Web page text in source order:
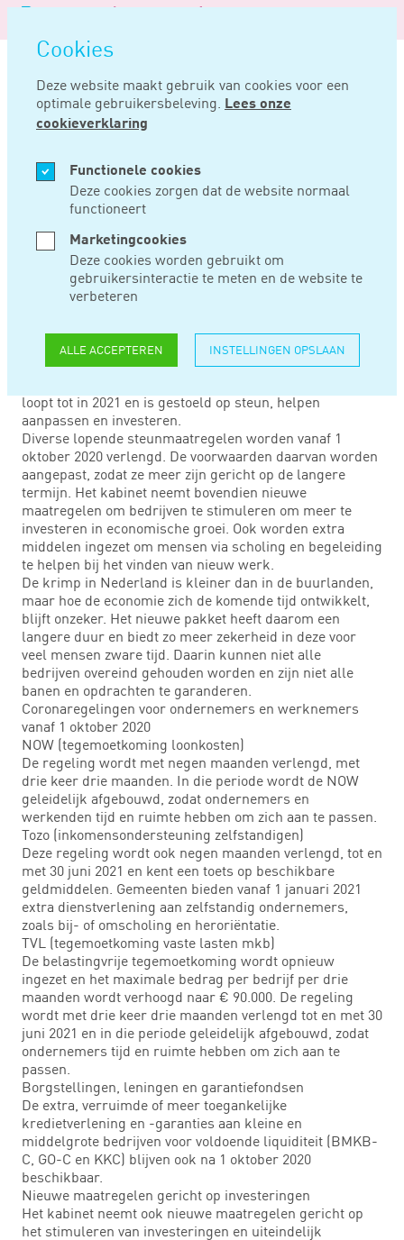
overslaan
Cookies
Deze website maakt gebruik van cookies voor een
optimale gebruikersbeleving. Lees onze
cookieverklaring
Functionele cookies
Deze cookies zorgen dat de website normaal
functioneert
Marketingcookies
Deze cookies worden gebruikt om
gebruikersinteractie te meten en de website te
verbeteren
ALLE ACCEPTEREN INSTELLINGEN OPSLAAN
Logo
Noord
Negentig
Home Nieuws Derde steunpakket coronacrisis
AUG 31, 2020
DERDE
STEUNPAKKET
CORONACRISIS
Het kabinet komt met een derde steun- en herstelpakket
loopt tot in 2021 en is gestoeld op steun, helpen
aanpassen en investeren.
Diverse lopende steunmaatregelen worden vanaf 1
oktober 2020 verlengd. De voorwaarden daarvan worden
aangepast, zodat ze meer zijn gericht op de langere
termijn. Het kabinet neemt bovendien nieuwe
maatregelen om bedrijven te stimuleren om meer te
investeren in economische groei. Ook worden extra
middelen ingezet om mensen via scholing en begeleiding
te helpen bij het vinden van nieuw werk.
De krimp in Nederland is kleiner dan in de buurlanden,
maar hoe de economie zich de komende tijd ontwikkelt,
blijft onzeker. Het nieuwe pakket heeft daarom een
langere duur en biedt zo meer zekerheid in deze voor
veel mensen zware tijd. Daarin kunnen niet alle
bedrijven overeind gehouden worden en zijn niet alle
banen en opdrachten te garanderen.
Coronaregelingen voor ondernemers en werknemers
vanaf 1 oktober 2020
NOW (tegemoetkoming loonkosten)
De regeling wordt met negen maanden verlengd, met
drie keer drie maanden. In die periode wordt de NOW
geleidelijk afgebouwd, zodat ondernemers en
werkenden tijd en ruimte hebben om zich aan te passen.
Tozo (inkomensondersteuning zelfstandigen)
Deze regeling wordt ook negen maanden verlengd, tot en
met 30 juni 2021 en kent een toets op beschikbare
geldmiddelen. Gemeenten bieden vanaf 1 januari 2021
extra dienstverlening aan zelfstandig ondernemers,
zoals bij- of omscholing en heroriëntatie.
TVL (tegemoetkoming vaste lasten mkb)
De belastingvrije tegemoetkoming wordt opnieuw
ingezet en het maximale bedrag per bedrijf per drie
maanden wordt verhoogd naar € 90.000. De regeling
wordt met drie keer drie maanden verlengd tot en met 30
juni 2021 en in die periode geleidelijk afgebouwd, zodat
ondernemers tijd en ruimte hebben om zich aan te
passen.
Borgstellingen, leningen en garantiefondsen
De extra, verruimde of meer toegankelijke
kredietverlening en -garanties aan kleine en
middelgrote bedrijven voor voldoende liquiditeit (BMKB-
C, GO-C en KKC) blijven ook na 1 oktober 2020
beschikbaar.
Nieuwe maatregelen gericht op investeringen
Het kabinet neemt ook nieuwe maatregelen gericht op
het stimuleren van investeringen en uiteindelijk